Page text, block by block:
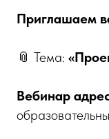
Приглашаем
📎 Тема:
Вебинар